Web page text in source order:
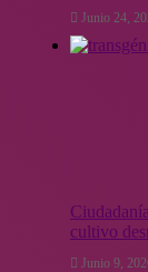
Junio 24,
cultivo
Junio 9,